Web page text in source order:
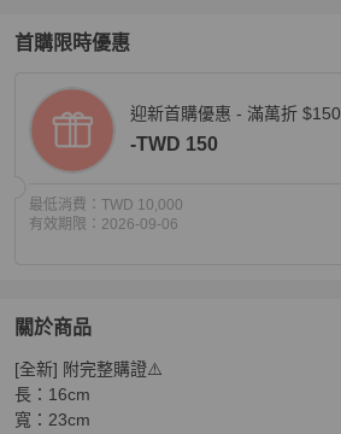
首購限時優惠
迎新首購優惠 - 滿萬折 $150
-TWD 150
最低消費： TWD 10,000
有效期限： 2026-09-06
關於商品
關於BALENCIAGA 紅色手拿包
[全新] 附完整購證⚠️
長：16cm
寬：23cm